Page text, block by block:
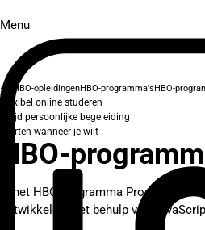
Menu
HBO-opleidingenHBO-programma'sHBO-
Flexibel online studeren
Altijd persoonlijke begeleiding
Starten wanneer je wilt
HBO-
In het HBO-programma
ontwikkelen met behulp van